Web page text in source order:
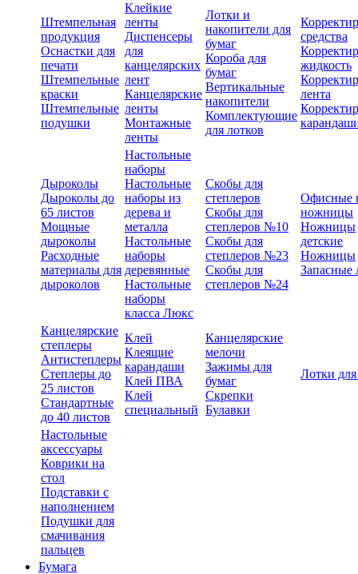
Штемпельная
продукция
Оснастки для
печати
Штемпельные
краски
Штемпельные
подушки
Клейкие
ленты
Диспенсеры
для
канцелярских
лент
Канцелярские
ленты
Монтажные
ленты
Лотки и
накопители для
бумаг
Короба для
бумаг
Вертикальные
накопители
Комплектующие
для лотков
средства
жидкость
лента
Дыроколы
Дыроколы до
65 листов
Мощные
дыроколы
Расходные
материалы для
дыроколов
Настольные
наборы
Настольные
наборы из
дерева и
металла
Настольные
наборы
деревянные
Настольные
наборы
класса Люкс
Скобы для
степлеров
Скобы для
степлеров №10
Скобы для
степлеров №23
Скобы для
степлеров №24
Офисные
ножницы
Ножницы
детские
Ножницы
Запасные
Канцелярские
степлеры
Антистеплеры
Степлеры до
25 листов
Стандартные
до 40 листов
Клей
Клеящие
карандаши
Клей ПВА
Клей
специальный
Канцелярские
мелочи
Зажимы для
бумаг
Скрепки
Булавки
Лотки
Настольные
аксессуары
Коврики на
стол
Подставки с
наполнением
Подушки для
смачивания
пальцев
Бумага